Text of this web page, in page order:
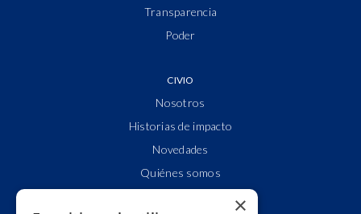
Transparencia
Poder
CIVIO
Nosotros
Historias de impacto
Novedades
Quiénes somos
×